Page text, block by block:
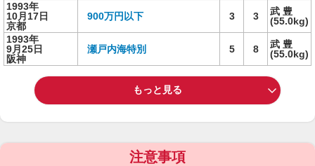
1993年
10月17日
京都
900万円以下 3 3
武 豊
(55.0kg)
1993年
9月25日
阪神
瀬戸内海特別 5 8
武 豊
(55.0kg)
もっと見る
注意事項